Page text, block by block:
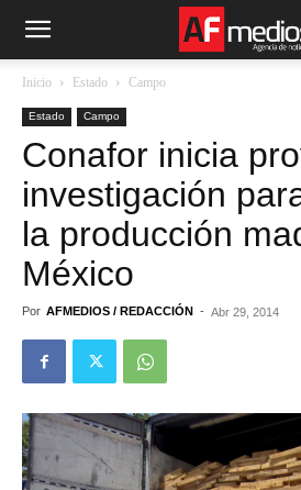
Inicio Estado Campo
Estado Campo
Conafor inicia
investigación
la producción
México
Por AFMEDIOS / REDACCIÓN - Abr 29, 2014